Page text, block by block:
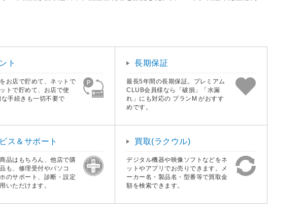
ト
お店で貯めて、ネットで
トで貯めて、お店で使
な手続きも一切不要で
長期保証
最長5年間の長期保証。プレミアム
CLUB会員様なら「破損」「水漏
れ」にも対応の プランM がおすす
めです。
ス＆サポート
品はもちろん、他店で購
も、修理受付やパソコ
のサポート、診断・設定
いただけます。
買取(ラクウル)
デジタル機器や映像ソフトなどをネ
ットやアプリでお売りできます。メ
ーカー名・製品名・型番等で買取金
額を検索できます。